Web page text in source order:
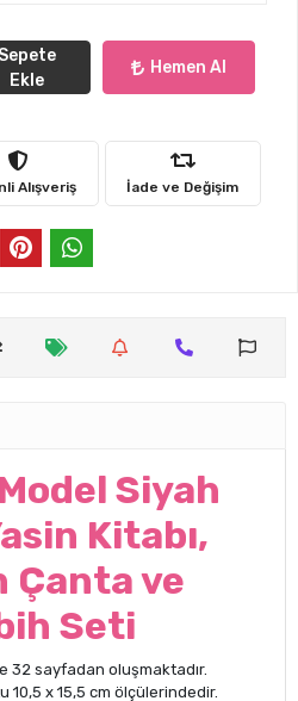
Sepete
Ekle
Hemen Al
Alışveriş İade ve Değişim
Siyah
Kitabı,
Çanta ve
Seti
32 sayfadan oluşmaktadır.
10,5 x 15,5 cm ölçülerindedir.